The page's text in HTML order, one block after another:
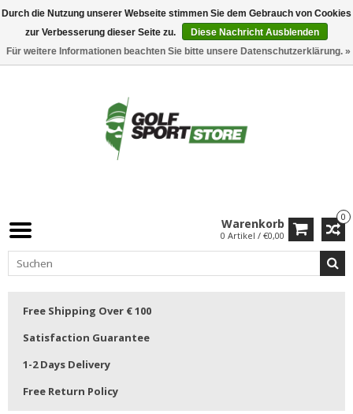
0
Warenkorb
0 Artikel / €0,00
Free Shipping Over € 100
Satisfaction Guarantee
1-2 Days Delivery
Free Return Policy
Durch die Nutzung unserer Webseite stimmen Sie dem Gebrauch von Cookies
zur Verbesserung dieser Seite zu.
Diese Nachricht Ausblenden
Für weitere Informationen beachten Sie bitte unsere Datenschutzerklärung. »